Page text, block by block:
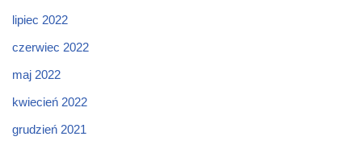
lipiec 2022
czerwiec 2022
maj 2022
kwiecień 2022
grudzień 2021